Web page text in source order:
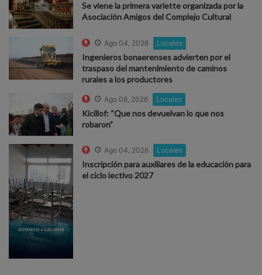
Se viene la primera variette organizada por la
Asociación Amigos del Complejo Cultural
Ago 04, 2026 Locales
Ingenieros bonaerenses advierten por el
traspaso del mantenimiento de caminos
rurales a los productores
Ago 06, 2026 Locales
Kicillof: “Que nos devuelvan lo que nos
robaron”
Ago 04, 2026 Locales
Inscripción para auxiliares de la educación para
el ciclo lectivo 2027